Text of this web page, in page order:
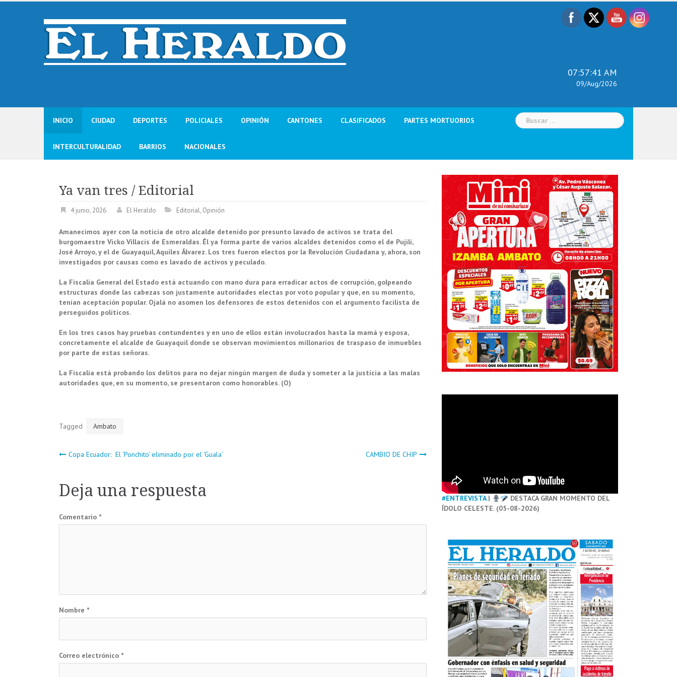
Skip
07:57:42 AM
09/Aug/2026
INICIO CIUDAD DEPORTES POLICIALES OPINIÓN CANTONES CLASIFICADOS PARTES MORTUORIOS
INTERCULTURALIDAD BARRIOS NACIONALES
Buscar:
Ya van tres / Editorial
4 junio, 2026 El Heraldo Editorial, Opinión
Amanecimos ayer con la noticia de otro alcalde detenido por presunto lavado de activos se trata del
burgomaestre Vicko Villacís de Esmeraldas. Él ya forma parte de varios alcaldes detenidos como el de Pujilí,
José Arroyo, y el de Guayaquil, Aquiles Álvarez. Los tres fueron electos por la Revolución Ciudadana y, ahora, son
investigados por causas como es lavado de activos y peculado.
La Fiscalía General del Estado está actuando con mano dura para erradicar actos de corrupción, golpeando
estructuras donde las cabezas son justamente autoridades electas por voto popular y que, en su momento,
tenían aceptación popular. Ojalá no asomen los defensores de estos detenidos con el argumento facilista de
perseguidos políticos.
En los tres casos hay pruebas contundentes y en uno de ellos están involucrados hasta la mamá y esposa,
concretamente el alcalde de Guayaquil donde se observan movimientos millonarios de traspaso de inmuebles
por parte de estas señoras.
La Fiscalía está probando los delitos para no dejar ningún margen de duda y someter a la justicia a las malas
autoridades que, en su momento, se presentaron como honorables. (O)
Tagged Ambato
Navegación
de
entradas
Copa Ecuador: El ‘Ponchito’ eliminado por el ‘Guala’ CAMBIO DE CHIP
Deja una respuesta
Comentario *
Nombre *
Correo electrónico *
#ENTREVISTA|
DESTACA GRAN MOMENTO DEL
ÍDOLO CELESTE. (05-08-2026)